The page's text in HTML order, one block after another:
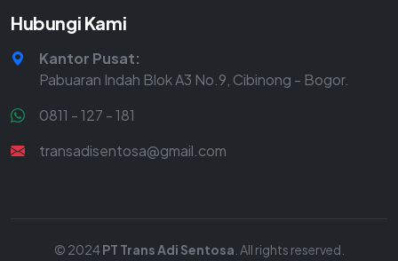
Hubungi Kami
Kantor Pusat:
Pabuaran Indah Blok A3 No.9, Cibinong - Bogor.
0811 - 127 - 181
transadisentosa@gmail.com
© 2024 PT Trans Adi Sentosa . All rights reserved.